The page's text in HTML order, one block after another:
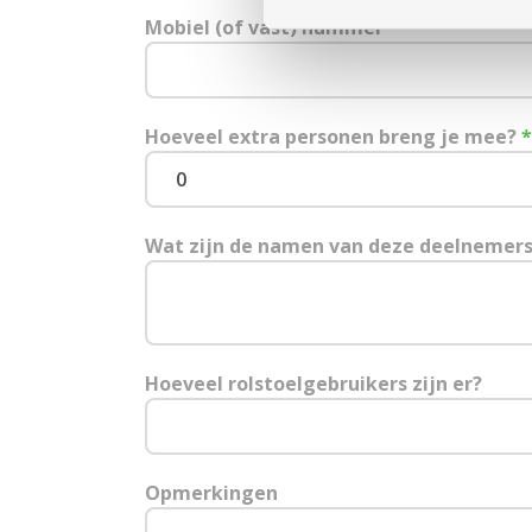
Mobiel (of vast) nummer*
Hoeveel extra personen breng je mee?*
Wat zijn de namen van deze
Hoeveel rolstoelgebruikers zijn er?
Opmerkingen